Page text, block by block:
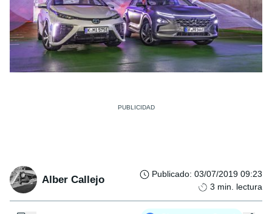
Alber Callejo Publicado: 03/07/2019 09:23
3 min. lectura